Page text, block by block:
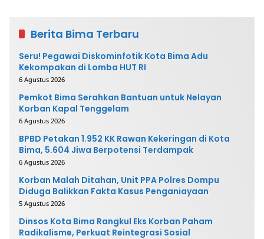
Berita Bima Terbaru
Seru! Pegawai Diskominfotik Kota Bima Adu
Kekompakan di Lomba HUT RI
6 Agustus 2026
Pemkot Bima Serahkan Bantuan untuk Nelayan
Korban Kapal Tenggelam
6 Agustus 2026
BPBD Petakan 1.952 KK Rawan Kekeringan di Kota
Bima, 5.604 Jiwa Berpotensi Terdampak
6 Agustus 2026
Korban Malah Ditahan, Unit PPA Polres Dompu
Diduga Balikkan Fakta Kasus Penganiayaan
5 Agustus 2026
Dinsos Kota Bima Rangkul Eks Korban Paham
Radikalisme, Perkuat Reintegrasi Sosial